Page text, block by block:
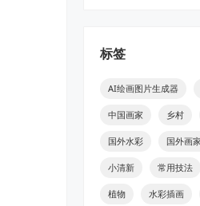
标签
AI绘画图片生成器
中国画家 乡村
国外水彩 国外画家
小清新 常用技法
植物 水彩插画